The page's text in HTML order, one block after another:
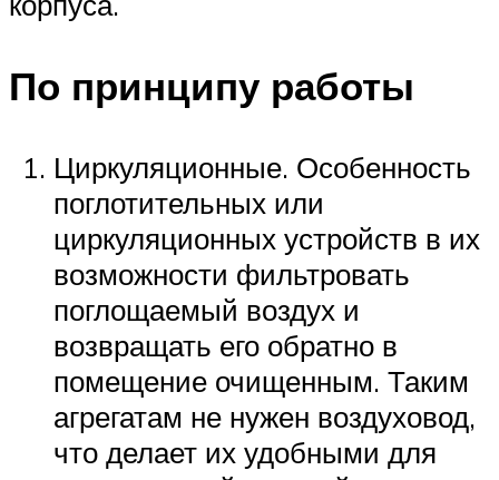
По принципу работы
Циркуляционные. Особенность
поглотительных или
циркуляционных устройств в их
возможности фильтровать
поглощаемый воздух и
возвращать его обратно в
помещение очищенным. Таким
агрегатам не нужен воздуховод,
что делает их удобными для